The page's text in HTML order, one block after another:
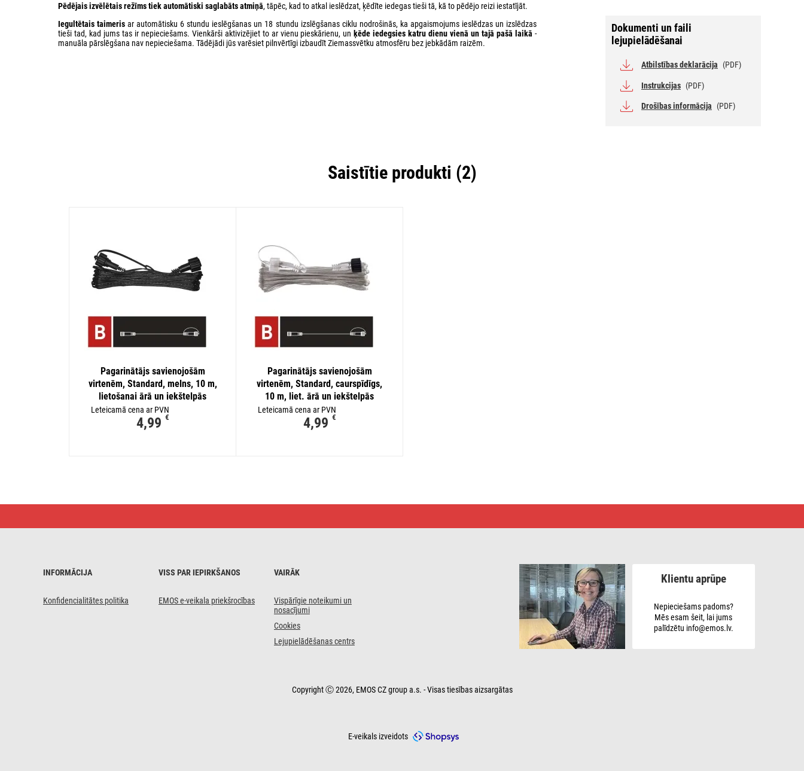
Pēdējais izvēlētais režīms tiek automātiski saglabāts atmiņā, tāpēc, kad to atkal ieslēdzat, ķēdīte iedegas tieši tā, kā to pēdējo reizi iestatījāt.
Iegultētais taimeris ar automātisku 6 stundu ieslēgšanas un 18 stundu izslēgšanas ciklu nodrošinās, ka apgaismojums ieslēdzas un izslēdzas
tieši tad, kad jums tas ir nepieciešams. Vienkārši aktivizējiet to ar vienu pieskārienu, unķēde iedegsies katru dienu vienā un tajā pašā laikā -
manuāla pārslēgšana nav nepieciešama. Tādējādi jūs varēsiet pilnvērtīgi izbaudīt Ziemassvētku atmosfēru bez jebkādām raizēm.
Dokumenti un faili
lejupielādēšanai
Atbilstības deklarācija (PDF)
Instrukcijas (PDF)
Drošības informācija (PDF)
Saistītie produkti (2)
Pagarinātājs savienojošām
virtenēm, Standard, melns, 10 m,
lietošanai ārā un iekštelpās
Leteicamā cena ar PVN
4,99 €
Pagarinātājs savienojošām
virtenēm, Standard, caurspīdīgs,
10 m, liet. ārā un iekštelpās
Leteicamā cena ar PVN
4,99 €
virtene,
INFORMĀCIJA
Konfidencialitātes politika
VISS PAR IEPIRKŠANOS
EMOS e-veikala priekšrocības
VAIRĀK
Vispārīgie noteikumi un
nosacījumi
Cookies
Lejupielādēšanas centrs
Klientu aprūpe
Nepieciešams padoms?
Mēs esam šeit, lai jums
palīdzētu info@emos.lv.
Copyright Ⓒ 2026, EMOS CZ group a.s. - Visas tiesības aizsargātas
E-veikals izveidots